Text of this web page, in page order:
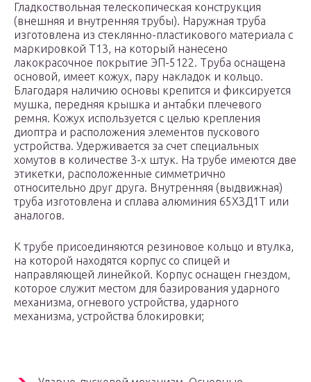
Гладкоствольная телескопическая конструкция
(внешняя и внутренняя трубы). Наружная труба
изготовлена из стеклянно-пластикового материала с
маркировкой Т13, на который нанесено
лакокрасочное покрытие ЭП-5122. Труба оснащена
основой, имеет кожух, пару накладок и кольцо.
Благодаря наличию основы крепится и фиксируется
мушка, передняя крышка и антабки плечевого
ремня. Кожух используется с целью крепления
диоптра и расположения элементов пускового
устройства. Удерживается за счет специальных
хомутов в количестве 3-х штук. На трубе имеются две
этикетки, расположенные симметрично
относительно друг друга. Внутренняя (выдвижная)
труба изготовлена и сплава алюминия 65ХЗД1Т или
аналогов.
К трубе присоединяются резиновое кольцо и втулка,
на которой находятся корпус со спицей и
направляющей линейкой. Корпус оснащен гнездом,
которое служит местом для базирования ударного
механизма, огневого устройства, ударного
механизма, устройства блокировки;